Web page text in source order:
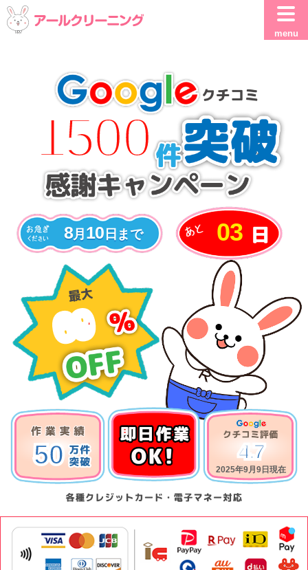
menu
8月 10 日 まで 03
1500
69
50 4.7
2025年9月9日現在